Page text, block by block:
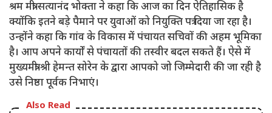
श्रम मंत्री सत्यानंद भोक्ता ने कहा कि आज का दिन ऐतिहासिक है
क्योंकि इतने बड़े पैमाने पर युवाओं को नियुक्ति पत्र दिया जा रहा है।
उन्होंने कहा कि गांव के विकास में पंचायत सचिवों की अहम भूमिका
है। आप अपने कार्यों से पंचायतों की तस्वीर बदल सकते हैं। ऐसे में
मुख्यमंत्री श्री हेमन्त सोरेन के द्वारा आपको जो जिम्मेदारी की जा रही है
उसे निष्ठा पूर्वक निभाएं।
Also Read